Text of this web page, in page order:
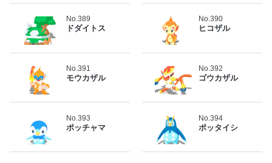
No.389
ドダイトス
No.390
ヒコザル
No.391
モウカザル
No.392
ゴウカザル
No.393
ポッチャマ
No.394
ポッタイシ